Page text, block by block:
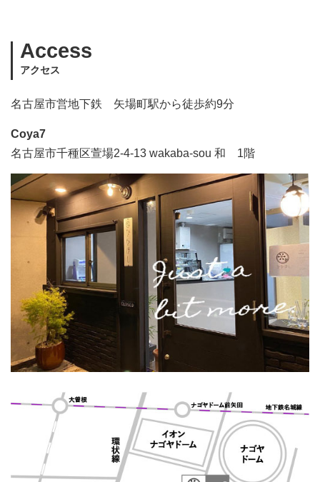
Access
アクセス
名古屋市営地下鉄 矢場町駅から徒歩約9分
Coya7
名古屋市千種区萱場2-4-13 wakaba-sou 和 1階